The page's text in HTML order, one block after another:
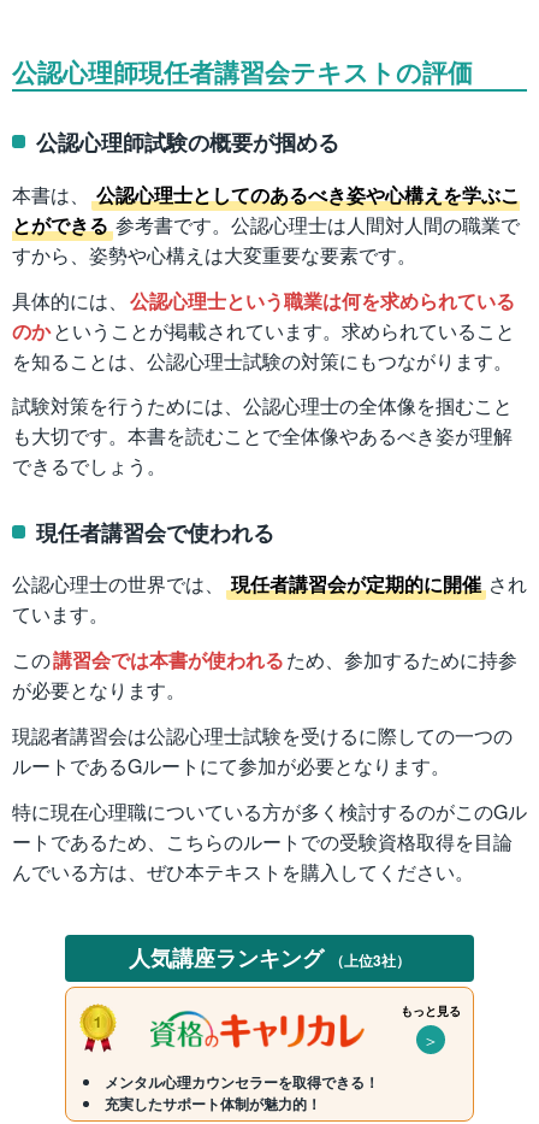
公認心理師現任者講習会テキストの評価
公認心理師試験の概要が掴める
本書は、
公認心理士としてのあるべき姿や心構えを学ぶこ
とができる 参考書です。公認心理士は人間対人間の職業で
すから、姿勢や心構えは大変重要な要素です。
具体的には、 公認心理士という職業は何を求められている
のかということが掲載されています。求められていること
を知ることは、公認心理士試験の対策にもつながります。
試験対策を行うためには、公認心理士の全体像を掴むこと
も大切です。本書を読むことで全体像やあるべき姿が理解
できるでしょう。
現任者講習会で使われる
公認心理士の世界では、 現任者講習会が定期的に開催 され
ています。
この講習会では本書が使われるため、参加するために持参
が必要となります。
現認者講習会は公認心理士試験を受けるに際しての一つの
ルートであるGルートにて参加が必要となります。
特に現在心理職についている方が多く検討するのがこのGル
ートであるため、こちらのルートでの受験資格取得を目論
んでいる方は、ぜひ本テキストを購入してください。
人気講座ランキング （上位3社）
もっと見る
＞
メンタル心理カウンセラーを取得できる！
充実したサポート体制が魅力的！